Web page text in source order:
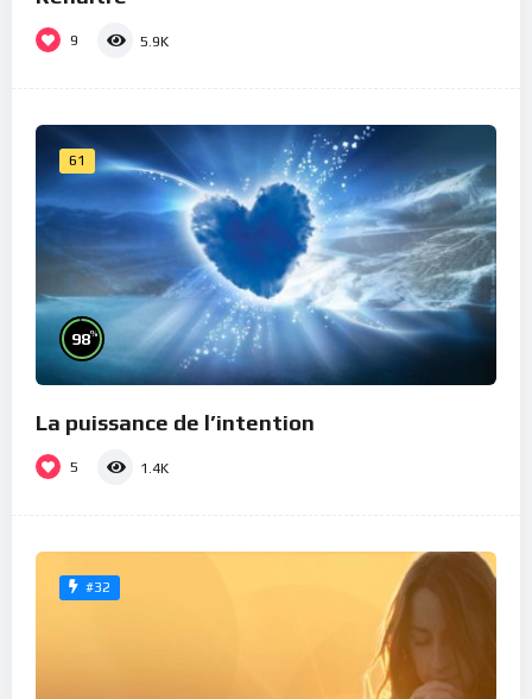
9 5.9K
61
98%
La puissance de l’intention
5 1.4K
#32